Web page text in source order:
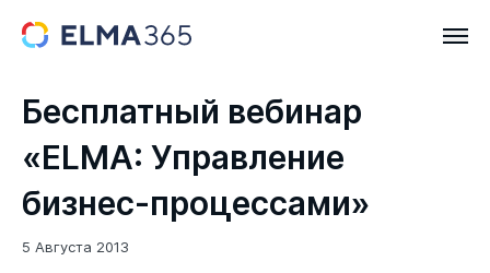
Бесплатный вебинар
«ELMA: Управление
бизнес-процессами»
5 Августа 2013